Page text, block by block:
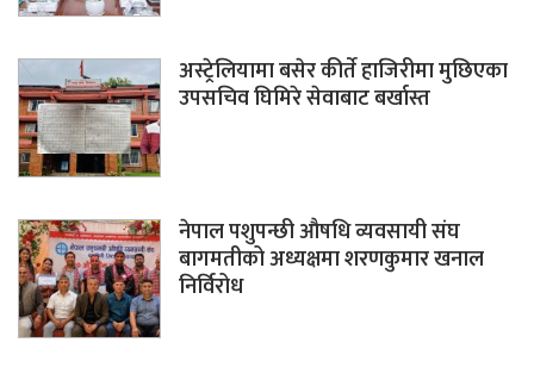
अस्ट्रेलियामा बसेर कीर्ते हाजिरीमा मुछिएका
उपसचिव घिमिरे सेवाबाट बर्खास्त
नेपाल पशुपन्छी औषधि व्यवसायी संघ
बागमतीको अध्यक्षमा शरणकुमार खनाल
निर्विरोध